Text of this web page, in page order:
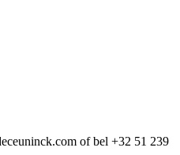
of bel +32 51 239